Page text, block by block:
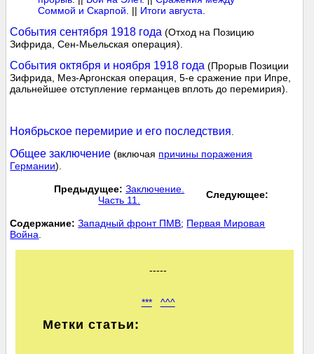
Соммой и Скарпой . || Итоги августа
События сентября 1918 года (Отход на Позицию
Зифрида, Сен-Мьельская операция).
События октября и ноября 1918 года (Прорыв Позиции
Зифрида, Мез-Аргонская операция, 5-е сражение при Ипре,
дальнейшее отступление германцев вплоть до перемирия).
Ноябрьское перемирие и его последствия
Общее заключение (включая причины поражения
Германии).
Предыдущее: Заключение.
Часть 11.
Следующее:
Cодержание: Западный фронт ПМВ; Первая Мировая
Война
-----
*** ^^^
Метки статьи: